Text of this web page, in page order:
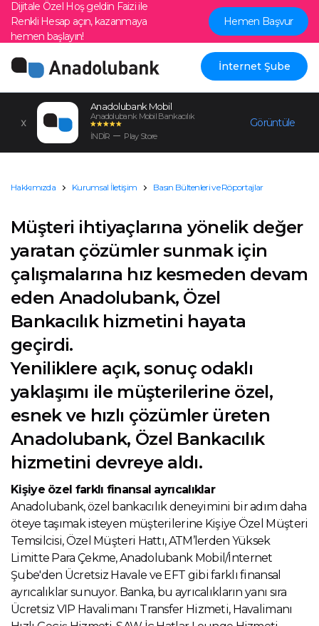
Dijitale Özel Hoş geldin Faizi ile
Renkli Hesap açın, kazanmaya
hemen başlayın!
Hemen Başvur
Anadolubank Mobil
Anadolubank Mobil Bankacılık
İNDİR
Play Store
Görüntüle
İnternet Şube
Hakkımızda Kurumsal İletişim Basın Bültenleri ve Röportajlar
Müşteri ihtiyaçlarına yönelik değer
yaratan çözümler sunmak için
çalışmalarına hız kesmeden devam
eden Anadolubank, Özel
Bankacılık hizmetini hayata
geçirdi.
Yeniliklere açık, sonuç odaklı
yaklaşımı ile müşterilerine özel,
esnek ve hızlı çözümler üreten
Anadolubank, Özel Bankacılık
hizmetini devreye aldı.
Kişiye özel farklı finansal ayrıcalıklar
Anadolubank, özel bankacılık deneyimini bir adım daha
öteye taşımak isteyen müşterilerine Kişiye Özel Müşteri
Temsilcisi, Özel Müşteri Hattı, ATM’lerden Yüksek
Limitte Para Çekme, Anadolubank Mobil/İnternet
Şube'den Ücretsiz Havale ve EFT gibi farklı finansal
ayrıcalıklar sunuyor. Banka, bu ayrıcalıkların yanı sıra
Ücretsiz VIP Havalimanı Transfer Hizmeti, Havalimanı